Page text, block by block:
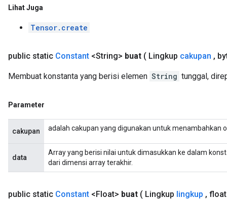
Lihat Juga
Tensor.create
public static Constant <String> buat ( Lingkup cakupan ,
Membuat konstanta yang berisi elemen String tunggal,
Parameter
cakupan adalah cakupan yang digunakan untuk menambahkan
data
Array yang berisi nilai untuk dimasukkan ke dalam
dari dimensi array terakhir.
public static Constant <Float> buat ( Lingkup lingkup ,